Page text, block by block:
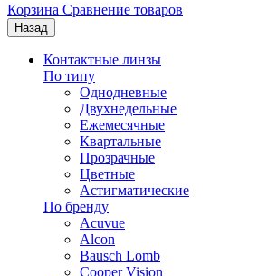
Корзина Сравнение товаров
Назад
Контактные линзы
По типу
Однодневные
Двухнедельные
Ежемесячные
Квартальные
Прозрачные
Цветные
Астигматические
По бренду
Acuvue
Alcon
Bausch Lomb
Cooper Vision